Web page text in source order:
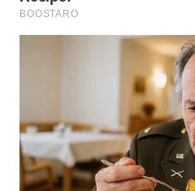
WN
MALUT
WN
DANAU
TOBA